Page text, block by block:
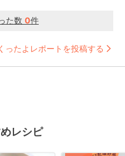
た数 0件
ったよレポートを投稿する
レシピ